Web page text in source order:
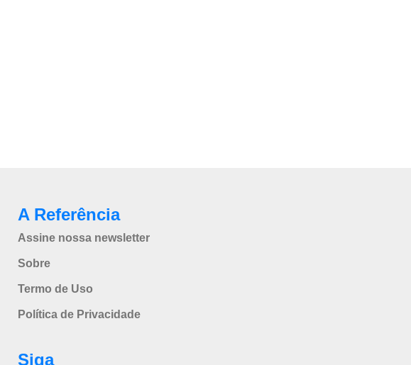
A Referência
Assine nossa newsletter
Sobre
Termo de Uso
Política de Privacidade
Siga